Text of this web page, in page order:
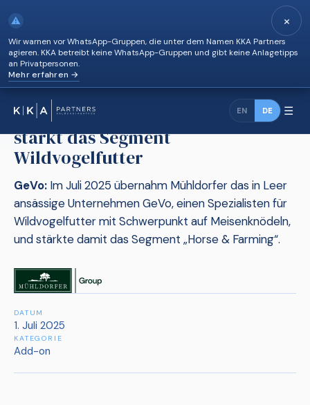
⚠
Wir warnen vor WhatsApp-Gruppen, die unter dem Namen KKA Partners
agieren. KKA betreibt keine WhatsApp-Gruppen und gibt keine Anlagetipps
an Privatpersonen.
Mehr erfahren →
×
EN DE ☰
Mühldorfer übernimmt GeVo und
stärkt das Segment
Wildvogelfutter
GeVo: Im Juli 2025 übernahm Mühldorfer das in Leer
ansässige Unternehmen GeVo, einen Spezialisten für
Wildvogelfutter mit Schwerpunkt auf Meisenknödeln,
und stärkte damit das Segment „Horse & Farming“.
DATUM
1. Juli 2025
KATEGORIE
Add-on